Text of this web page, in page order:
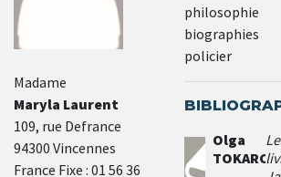
Madame
Maryla Laurent
109, rue Defrance
94300 Vincennes
France Fixe : 01 56 36
philosophie
biographies
policier
Olga